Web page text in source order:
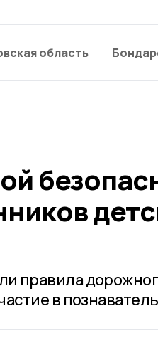
область
правила
в